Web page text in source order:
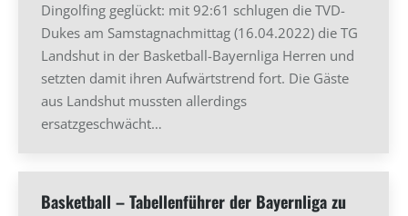
Dingolfing geglückt: mit 92:61 schlugen die TVD-
Dukes am Samstagnachmittag (16.04.2022) die TG
Landshut in der Basketball-Bayernliga Herren und
setzten damit ihren Aufwärtstrend fort. Die Gäste
aus Landshut mussten allerdings
ersatzgeschwächt…
Basketball – Tabellenführer der Bayernliga zu